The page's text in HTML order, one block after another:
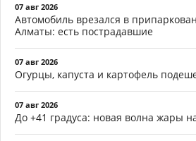
07 авг 2026
Автомобиль врезался в
Алматы: есть пострадавшие
07 авг 2026
Огурцы, капуста и картофель
07 авг 2026
До +41 градуса: новая волна жары